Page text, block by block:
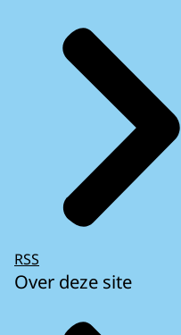
RSS
Over deze site